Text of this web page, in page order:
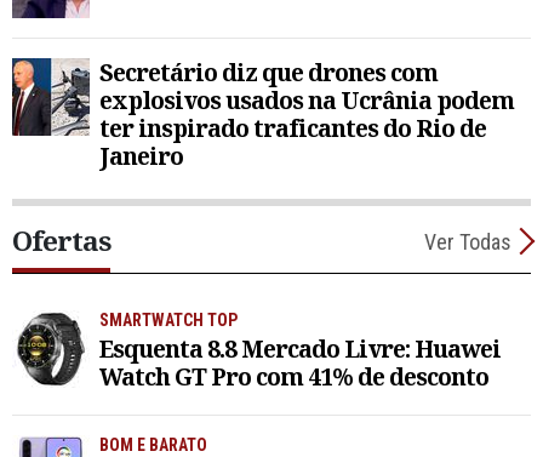
Secretário diz que drones com
explosivos usados na Ucrânia podem
ter inspirado traficantes do Rio de
Janeiro
Ofertas Ver Todas
SMARTWATCH TOP
Esquenta 8.8 Mercado Livre: Huawei
Watch GT Pro com 41% de desconto
BOM E BARATO